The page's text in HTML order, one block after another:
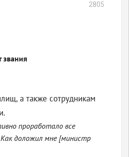
2805
звания
а также сотрудникам
проработало все
Как доложил мне [министр